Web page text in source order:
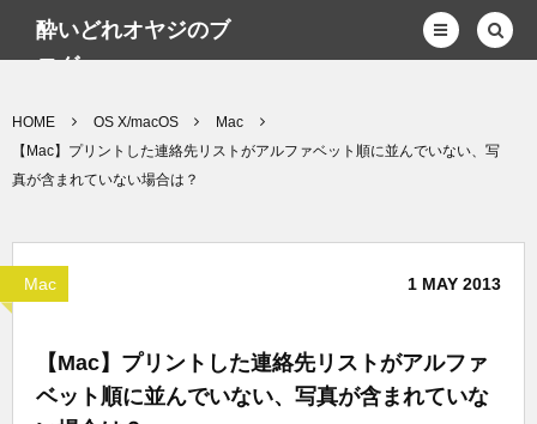
酔いどれオヤジのブ
ログwp
HOME OS X/macOS
Mac
【Mac】プリントした連絡先リストがアルファベット順に並んでいない、写
真が含まれていない場合は？
Mac 1 MAY 2013
【Mac】プリントした連絡先リストがアルファ
ベット順に並んでいない、写真が含まれていな